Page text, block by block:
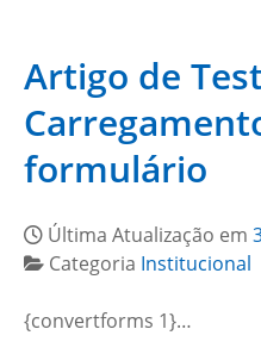
Artigo de
formulário
Última Atualização em
Categoria Institucional
{convertforms 1}…